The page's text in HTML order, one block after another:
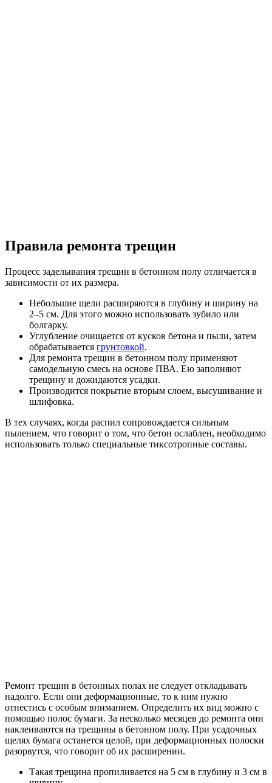
Правила ремонта трещин
Процесс заделывания трещин в бетонном полу отличается в
зависимости от их размера.
Небольшие щели расширяются в глубину и ширину на
2–5 см. Для этого можно использовать зубило или
болгарку.
Углубление очищается от кусков бетона и пыли, затем
обрабатывается грунтовкой.
Для ремонта трещин в бетонном полу применяют
самодельную смесь на основе ПВА. Ею заполняют
трещину и дожидаются усадки.
Производится покрытие вторым слоем, высушивание и
шлифовка.
В тех случаях, когда распил сопровождается сильным
пылением, что говорит о том, что бетон ослаблен, необходимо
использовать только специальные тиксотропные составы.
Ремонт трещин в бетонных полах не следует откладывать
надолго. Если они деформационные, то к ним нужно
отнестись с особым вниманием. Определить их вид можно с
помощью полос бумаги. За несколько месяцев до ремонта они
наклеиваются на трещины в бетонном полу. При усадочных
щелях бумага останется целой, при деформационных полоски
разорвутся, что говорит об их расширении.
Такая трещина пропиливается на 5 см в глубину и 3 см в